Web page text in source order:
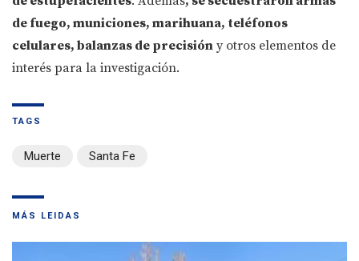
de fuego, municiones, marihuana, teléfonos
celulares, balanzas de precisión y otros elementos de
interés para la investigación.
TAGS
Muerte Santa Fe
MÁS LEIDAS